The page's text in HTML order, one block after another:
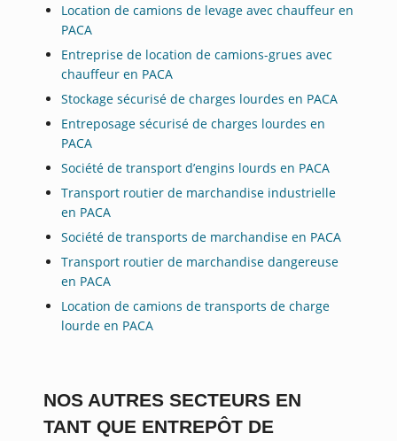
Location de camions de levage avec chauffeur en
PACA
Entreprise de location de camions-grues avec
chauffeur en PACA
Stockage sécurisé de charges lourdes en PACA
Entreposage sécurisé de charges lourdes en
PACA
Société de transport d’engins lourds en PACA
Transport routier de marchandise industrielle
en PACA
Société de transports de marchandise en PACA
Transport routier de marchandise dangereuse
en PACA
Location de camions de transports de charge
lourde en PACA
NOS AUTRES SECTEURS EN
TANT QUE ENTREPÔT DE